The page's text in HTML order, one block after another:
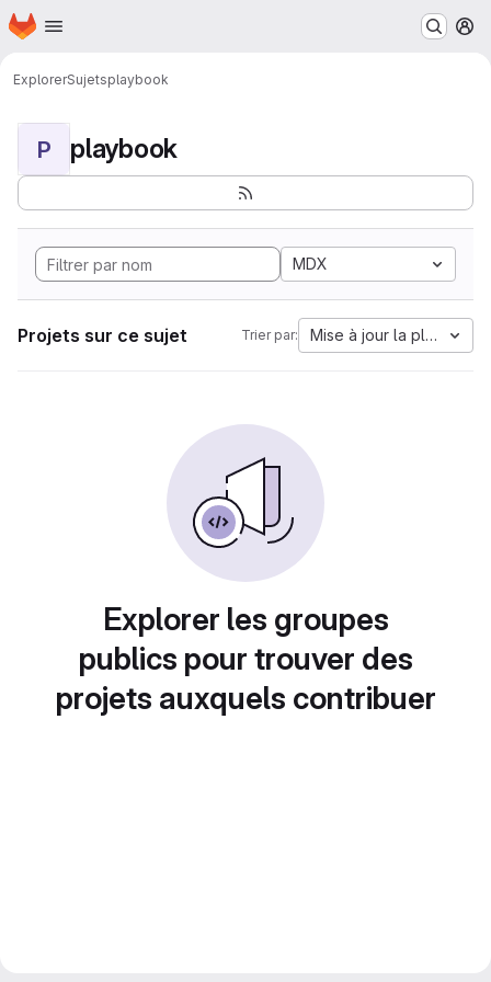
Passer au contenu principal
Page d'accueil
ExplorerSujetsplaybook
P playbook
MDX
Projets sur ce sujet Trier par: Mise à jour la plus
Explorer les groupes
publics pour trouver des
projets auxquels contribuer